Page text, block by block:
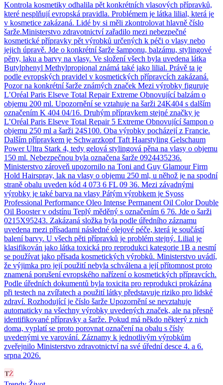
Kontrola kosmetiky odhalila pět konkrétních vlasových přípravků,
které nesplňují evropská pravidla. Problémem je látka lilial, která je
v kosmetice zakázaná. Lidé by si měli zkontrolovat hlavně číslo
šarže.Ministerstvo zdravotnictví zařadilo mezi nebezpečné
kosmetické přípravky pět výrobků určených k péči o vlasy nebo
jejich úpravě. Jde o konkrétní šarže šamponu, balzámu, stylingové
pěny, laku a barvy na vlasy. Ve složení všech byla uvedena látka
Butylphenyl Methylpropional známá také jako lilial. Právě ta je
podle evropských pravidel v kosmetických přípravcích zakázaná.
Pozor na konkrétní šarže známých značek Mezi výrobky figuruje
L’Oréal Paris Elseve Total Repair Extreme Obnovující balzám o
objemu 200 ml. Upozornění se vztahuje na šarži 24K404 s dalším
označením K 404 04/16. Druhým přípravkem stejné značky je
L’Oréal Paris Elseve Total Repair 5 Extreme Obnovující šampon o
objemu 250 ml a šarži 24S100. Oba výrobky pocházejí z Francie.
Dalším přípravkem je Schwarzkopf Taft Haarstyling Gelschaum
Power Ultra Stark 4, tedy gelová stylingová pěna na vlasy o objemu
150 ml. Nebezpečnou byla označena šarže 0924435236.
Ministerstvo zároveň upozornilo na Toni and Guy Glamour Firm
Hold Hairspray, lak na vlasy o objemu 250 ml, u něhož je na spodní
straně obalu uveden kód 4 073 6 FL 09 36. Mezi závadnými
výrobky je také barva na vlasy Pátým výrobkem je Syoss
Professional Performance Oleo Intense Permanent Oil Color Double
Oil Booster v odstínu Teplý měděný s označením 6 76. Jde o šarži
0215X95243. Zakázaná složka byla podle úředního záznamu
uvedena mezi přísadami následné olejové péče, která je součástí
balení barvy. U všech pěti přípravků je problém stejný. Lilial je
klasifikován jako látka toxická pro reprodukci kategorie 1B a nesmí
se používat jako přísada kosmetických výrobků. Ministerstvo uvádí,
že výjimka pro její použití nebyla schválena a její přítomnost proto
znamená porušení evropského nařízení o kosmetických přípravcích.
Podle úředních dokumentů byla toxicita pro reprodukci prokázána
při testech na zvířatech a použití látky představuje riziko pro lidské
zdraví. Rozhodující je číslo šarže Upozornění se nevztahuje
automaticky na všechny výrobky uvedených značek, ale na přesně
identifikované přípravky a šarže. Pokud má někdo některý z nich
doma, vyplatí se proto porovnat označení na obalu s čísly
uvedenými ve varování. Záznamy k jednotlivým výrobkům
zveřejnilo Ministerstvo zdravotnictví na své úřední desce 4. a 6.
srpna 2026.